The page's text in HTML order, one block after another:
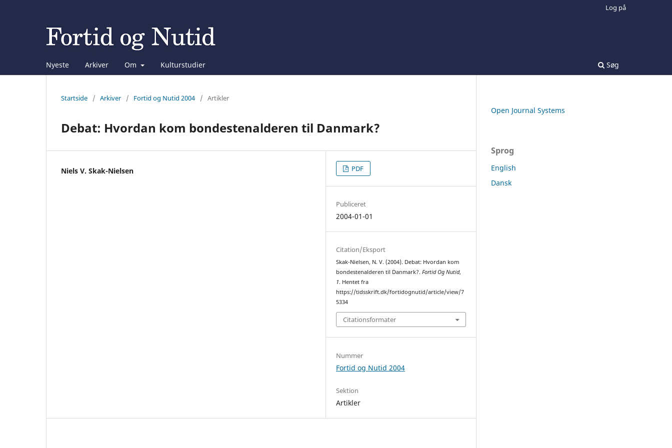
Nyeste Arkiver Om Kulturstudier Søg
Log på
Startside / Arkiver / Fortid og Nutid 2004 / Artikler
Debat: Hvordan kom bondestenalderen til Danmark?
Niels V. Skak-Nielsen PDF
Publiceret
2004-01-01
Citation/Eksport
Skak-Nielsen, N. V. (2004). Debat: Hvordan kom
bondestenalderen til Danmark?.Fortid Og Nutid,
1. Hentet fra
https://tidsskrift.dk/fortidognutid/article/view/7
5334
Citationsformater
Nummer
Fortid og Nutid 2004
Sektion
Artikler
Open Journal Systems
Sprog
English
Dansk